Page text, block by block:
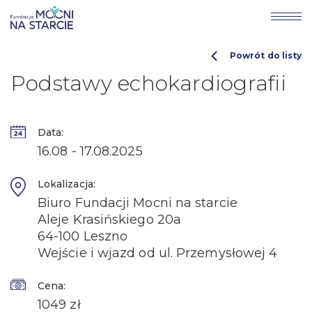
Podstawy echokardiografii
Powrót do listy
Data:
16.08 - 17.08.2025
Lokalizacja:
Biuro Fundacji Mocni na starcie
Aleje Krasińskiego 20a
64-100 Leszno
Wejście i wjazd od ul. Przemysłowej 4
Cena:
1049 zł